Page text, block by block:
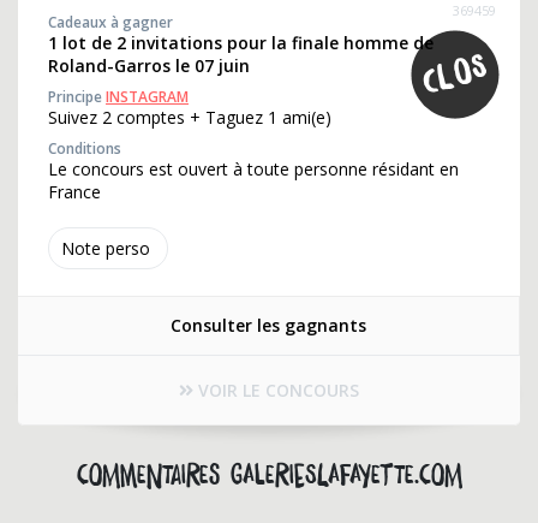
Note perso
369459
Cadeaux à gagner
1 lot de 2 invitations pour la finale homme de
Roland-Garros le 07 juin
PrincipeINSTAGRAM
Suivez 2 comptes + Taguez 1 ami(e)
Conditions
Le concours est ouvert à toute personne résidant en
France
Consulter les gagnants
VOIR LE CONCOURS
Commentaires galerieslafayette.com